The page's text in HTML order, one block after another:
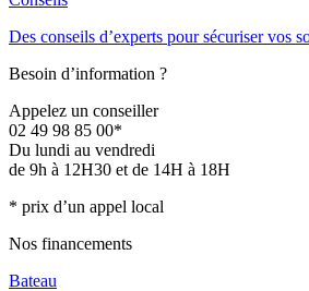
Des conseils d’experts pour sécuriser vos
Besoin d’information ?
Appelez un conseiller
02 49 98 85 00*
Du lundi au vendredi
de 9h à 12H30 et de 14H à 18H
* prix d’un appel local
Nos financements
Bateau